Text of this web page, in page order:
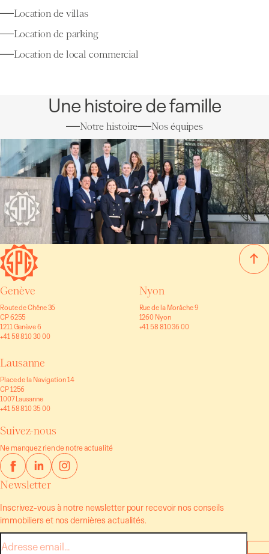
Location de villas
Location de parking
Location de local commercial
Une histoire de famille
Notre histoire Nos équipes
Genève
Route de Chêne 36
CP 6255
1211 Genève 6
+41 58 810 30 00
Nyon
Rue de la Morâche 9
1260 Nyon
+41 58 810 36 00
Lausanne
Place de la Navigation 14
CP 1256
1007 Lausanne
+41 58 810 35 00
Suivez-nous
Ne manquez rien de notre actualité
Newsletter
Inscrivez-vous à notre newsletter pour recevoir nos conseils
immobiliers et nos dernières actualités.
mail